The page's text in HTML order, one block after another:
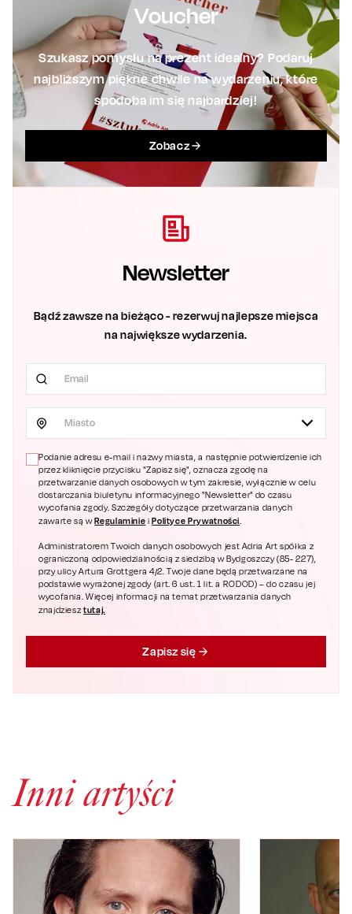
Voucher
Szukasz pomysłu na prezent idealny? Podaruj
najbliższym piękne chwile na wydarzeniu, które
spodoba im się najbardziej!
Zobacz
Newsletter
Bądź zawsze na bieżąco - rezerwuj najlepsze miejsca
na największe wydarzenia.
Miasto
Podanie adresu e-mail i nazwy miasta, a następnie potwierdzenie ich
przez kliknięcie przycisku "Zapisz się", oznacza zgodę na
przetwarzanie danych osobowych w tym zakresie, wyłącznie w celu
dostarczania biuletynu informacyjnego "Newsletter" do czasu
wycofania zgody. Szczegóły dotyczące przetwarzania danych
zawarte są wRegulaminie iPolityce Prywatności
Administratorem Twoich danych osobowych jest Adria Art spółka z
ograniczoną odpowiedzialnością z siedzibą w Bydgoszczy (85- 227),
przy ulicy Artura Grottgera 4/2. Twoje dane będą przetwarzane na
podstawie wyrażonej zgody (art. 6 ust. 1 lit. a RODOD) – do czasu jej
wycofania. Więcej informacji na temat przetwarzania danych
znajdziesztutaj.
Zapisz się
Inni artyści